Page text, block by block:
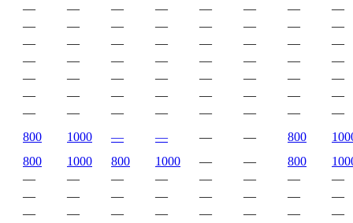
— — — — — — —
—
— — — — — — —
—
— — — — — — —
—
— — — — — — —
—
— — — — — — —
—
— — — — — — —
—
— — — — — — —
—
800 1000 — — — — 800
800 1000 800 1000 — — 800
— — — — — — —
—
— — — — — — —
—
— — — — — — —
—